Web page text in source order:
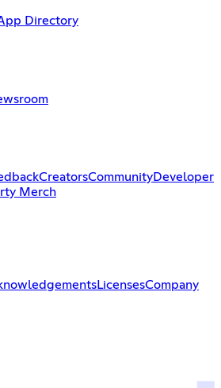
Directory
CreatorsCommunityDeveloper
Merch
LicensesCompany